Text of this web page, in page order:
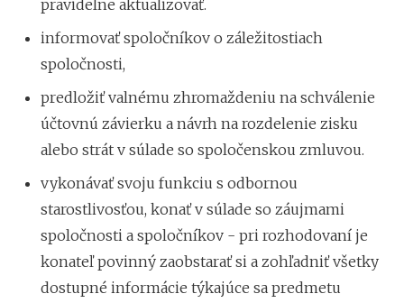
pravidelne aktualizovať.
informovať spoločníkov o záležitostiach
spoločnosti,
predložiť valnému zhromaždeniu na schválenie
účtovnú závierku a návrh na rozdelenie zisku
alebo strát v súlade so spoločenskou zmluvou.
vykonávať svoju funkciu s odbornou
starostlivosťou, konať v súlade so záujmami
spoločnosti a spoločníkov - pri rozhodovaní je
konateľ povinný zaobstarať si a zohľadniť všetky
dostupné informácie týkajúce sa predmetu